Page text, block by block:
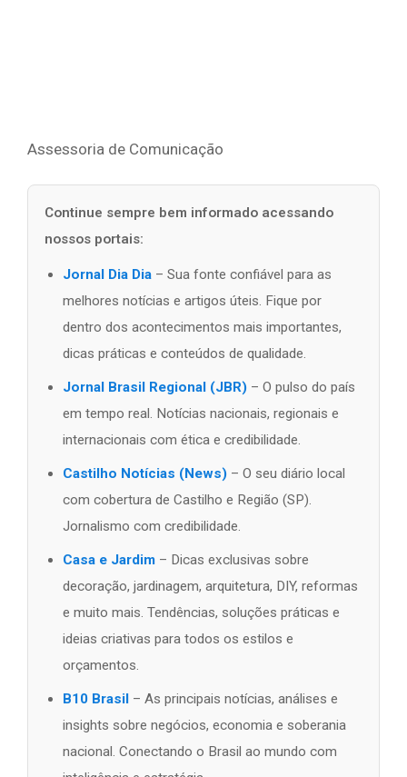
Assessoria de Comunicação
Continue sempre bem informado acessando
nossos portais:
Jornal Dia Dia – Sua fonte confiável para as
melhores notícias e artigos úteis. Fique por
dentro dos acontecimentos mais importantes,
dicas práticas e conteúdos de qualidade.
Jornal Brasil Regional (JBR) – O pulso do país
em tempo real. Notícias nacionais, regionais e
internacionais com ética e credibilidade.
Castilho Notícias (News) – O seu diário local
com cobertura de Castilho e Região (SP).
Jornalismo com credibilidade.
Casa e Jardim – Dicas exclusivas sobre
decoração, jardinagem, arquitetura, DIY, reformas
e muito mais. Tendências, soluções práticas e
ideias criativas para todos os estilos e
orçamentos.
B10 Brasil – As principais notícias, análises e
insights sobre negócios, economia e soberania
nacional. Conectando o Brasil ao mundo com